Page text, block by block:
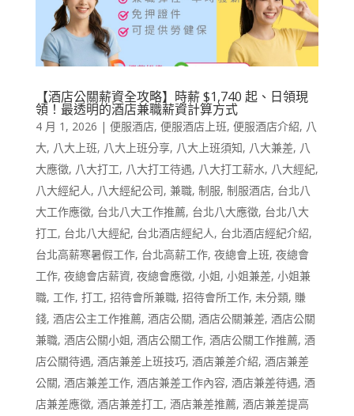
【酒店公關薪資全攻略】時薪 $1,740 起、日領現
領！最透明的酒店兼職薪資計算方式
4 月 1, 2026 | 便服酒店, 便服酒店上班, 便服酒店介紹, 八
大, 八大上班, 八大上班分享, 八大上班須知, 八大兼差, 八
大應徵, 八大打工, 八大打工待遇, 八大打工薪水, 八大經紀,
八大經紀人, 八大經紀公司, 兼職, 制服, 制服酒店, 台北八
大工作應徵, 台北八大工作推薦, 台北八大應徵, 台北八大
打工, 台北八大經紀, 台北酒店經紀人, 台北酒店經紀介紹,
台北高薪寒暑假工作, 台北高薪工作, 夜總會上班, 夜總會
工作, 夜總會店薪資, 夜總會應徵, 小姐, 小姐兼差, 小姐兼
職, 工作, 打工, 招待會所兼職, 招待會所工作, 未分類, 賺
錢, 酒店公主工作推薦, 酒店公關, 酒店公關兼差, 酒店公關
兼職, 酒店公關小姐, 酒店公關工作, 酒店公關工作推薦, 酒
店公關待遇, 酒店兼差上班技巧, 酒店兼差介紹, 酒店兼差
公關, 酒店兼差工作, 酒店兼差工作內容, 酒店兼差待遇, 酒
店兼差應徵, 酒店兼差打工, 酒店兼差推薦, 酒店兼差提高